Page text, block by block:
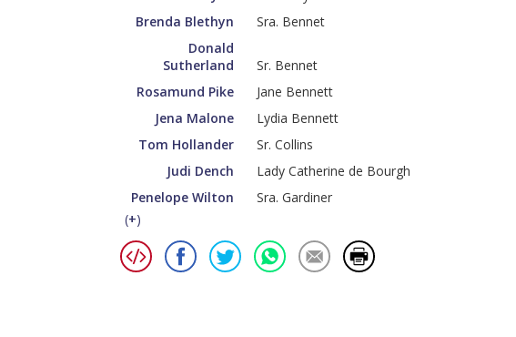
Brenda Blethyn
Sra. Bennet
Donald
Sutherland
Sr. Bennet
Rosamund Pike
Jane Bennett
Jena Malone
Lydia Bennett
Tom Hollander
Sr. Collins
Judi Dench
Lady Catherine de Bourgh
Penelope Wilton
Sra. Gardiner
(+)